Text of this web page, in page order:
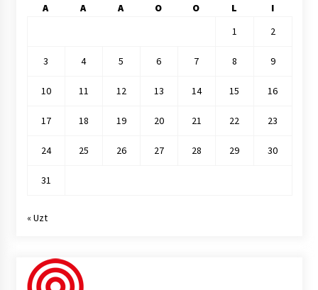
A A A O O L
I
1
2
3 4 5 6 7 8 9
10 11 12 13 14 15 16
17 18 19 20 21 22 23
24 25 26 27 28 29 30
31
« Uzt